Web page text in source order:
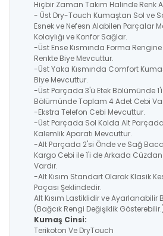
Hiçbir Zaman Takım Halinde Renk
- Üst Dry-Touch Kumaştan Sol ve
Esnek ve Nefesn Alabilen Parçalar
Kolaylığı ve Konfor Sağlar.
-Üst Ense Kısmında Forma Rengine
Renkte Biye Mevcuttur.
-Üst Yaka Kısmında Comfort
Biye Mevcuttur.
-Üst Parçada 3'ü Etek Bölümünde
Bölümünde Toplam 4 Adet Cebi
-Ekstra Telefon Cebi Mevcuttur.
-Üst Parçada Sol Kolda Alt
Kalemlik Aparatı Mevcuttur.
-Alt Parçada 2'si Önde ve Sağ
Kargo Cebi ile 1'i de Arkada
Vardır.
-Alt Kısım Standart Olarak Klasik
Paçası Şeklindedir.
Alt Kısım Lastiklidir ve Ayarlanabilir
(Bağcık Rengi Değişiklik
Kumaş Cinsi:
Terikoton Ve DryTouch